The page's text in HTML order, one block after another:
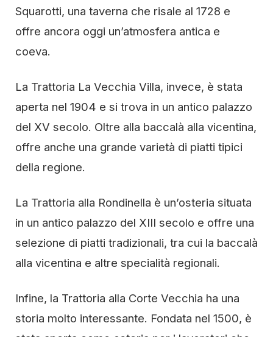
Squarotti, una taverna che risale al 1728 e
offre ancora oggi un’atmosfera antica e
coeva.
La Trattoria La Vecchia Villa, invece, è stata
aperta nel 1904 e si trova in un antico palazzo
del XV secolo. Oltre alla baccalà alla vicentina,
offre anche una grande varietà di piatti tipici
della regione.
La Trattoria alla Rondinella è un’osteria situata
in un antico palazzo del XIII secolo e offre una
selezione di piatti tradizionali, tra cui la baccalà
alla vicentina e altre specialità regionali.
Infine, la Trattoria alla Corte Vecchia ha una
storia molto interessante. Fondata nel 1500, è